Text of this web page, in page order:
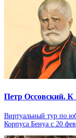
Петр Оссовский. К
Виртуальный тур по
Корпуса Бенуа с 20